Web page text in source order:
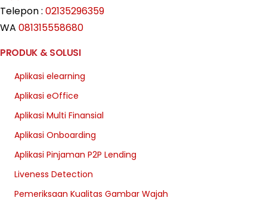
Telepon : 02135296359
WA 081315558680
PRODUK & SOLUSI
Aplikasi elearning
Aplikasi eOffice
Aplikasi Multi Finansial
Aplikasi Onboarding
Aplikasi Pinjaman P2P Lending
Liveness Detection
Pemeriksaan Kualitas Gambar Wajah